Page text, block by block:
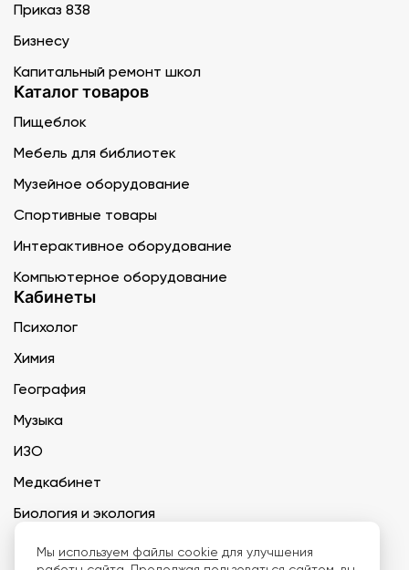
Приказ 838
Бизнесу
Капитальный ремонт школ
Каталог товаров
Пищеблок
Мебель для библиотек
Музейное оборудование
Спортивные товары
Интерактивное оборудование
Компьютерное оборудование
Кабинеты
Психолог
Химия
География
Музыка
ИЗО
Медкабинет
Биология и экология
Технология
Мы используем файлы cookie для улучшения